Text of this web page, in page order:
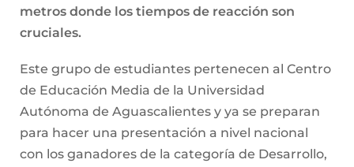
metros donde los tiempos de reacción son
cruciales.
Este grupo de estudiantes pertenecen al Centro
de Educación Media de la Universidad
Autónoma de Aguascalientes y ya se preparan
para hacer una presentación a nivel nacional
con los ganadores de la categoría de Desarrollo,